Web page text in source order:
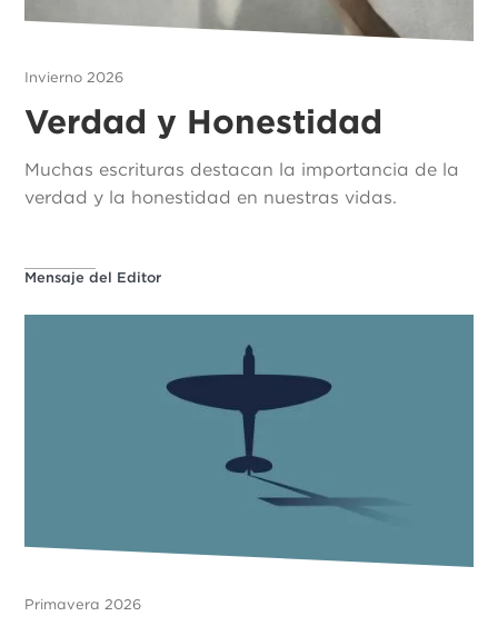
Invierno 2026
Verdad y Honestidad
Muchas escrituras destacan la importancia de la
verdad y la honestidad en nuestras vidas.
Mensaje del Editor
Primavera 2026